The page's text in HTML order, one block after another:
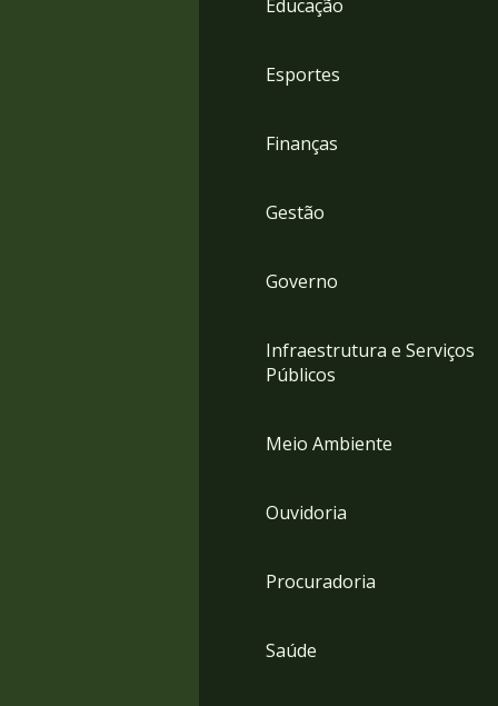
Educação
Esportes
Finanças
Gestão
Governo
Infraestrutura e Serviços
Públicos
Meio Ambiente
Ouvidoria
Procuradoria
Saúde